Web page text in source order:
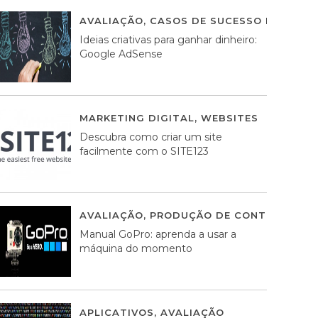
AVALIAÇÃO, CASOS DE SUCESSO DE
Ideias criativas para ganhar dinheiro:
Google AdSense
MARKETING DIGITAL, WEBSITES
Descubra como criar um site
facilmente com o SITE123
AVALIAÇÃO, PRODUÇÃO DE CONTEÚDOS
Manual GoPro: aprenda a usar a
máquina do momento
APLICATIVOS, AVALIAÇÃO